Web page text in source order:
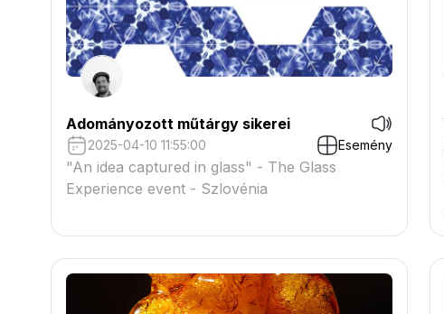
Adományozott műtárgy sikerei
2025-04-10 11:55:00 Esemény
"An idea captured in glass" - The Glass
Experience event - Szlovénia